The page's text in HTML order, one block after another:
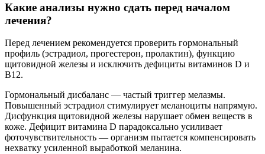
Какие анализы нужно сдать перед началом
лечения?
Перед лечением рекомендуется проверить гормональный
профиль (эстрадиол, прогестерон, пролактин), функцию
щитовидной железы и исключить дефициты витаминов D и
B12.
Гормональный дисбаланс — частый триггер мелазмы.
Повышенный эстрадиол стимулирует меланоциты напрямую.
Дисфункция щитовидной железы нарушает обмен веществ в
коже. Дефицит витамина D парадоксально усиливает
фоточувствительность — организм пытается компенсировать
нехватку усиленной выработкой меланина.